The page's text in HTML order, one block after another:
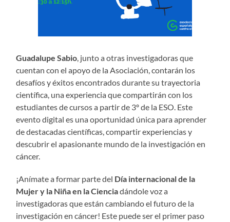
Guadalupe Sabio , junto a otras investigadoras que
cuentan con el apoyo de la Asociación, contarán los
desafíos y éxitos encontrados durante su trayectoria
científica, una experiencia que compartirán con los
estudiantes de cursos a partir de 3º de la ESO. Este
evento digital es una oportunidad única para aprender
de destacadas científicas, compartir experiencias y
descubrir el apasionante mundo de la investigación en
cáncer.
¡Anímate a formar parte del Día internacional de la
Mujer y la Niña en la Cienciadándole voz a
investigadoras que están cambiando el futuro de la
investigación en cáncer! Este puede ser el primer paso